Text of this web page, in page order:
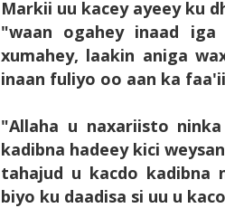
Markii uu kacey ayeey ku
"waan ogahey inaad
xumahey, laakin aniga
inaan fuliyo oo aan ka
"Allaha u naxariisto
kadibna hadeey kici
tahajud u kacdo kadibna
biyo ku daadisa si uu u